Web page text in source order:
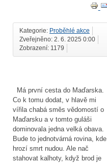
Kategorie: Proběhlé akce
Zveřejněno: 2. 6. 2025 0:00
Zobrazení: 1179
Má první cesta do Maďarska.
Co k tomu dodat, v hlavě mi
vířila chabá směs vědomostí o
Maďarsku a v tomto guláši
dominovala jedna velká obava.
Bude to jednotvárná rovina, kde
hrozí smrt nudou. Ale nač
stahovat kalhoty, když brod je